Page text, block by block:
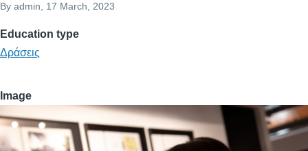
By admin , 17 March, 2023
Education type
Δράσεις
Image